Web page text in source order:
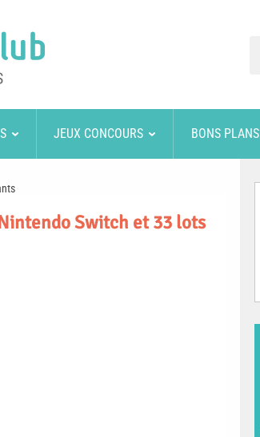
JEUX CONCOURS BONS PLANS
Switch et 33 lots